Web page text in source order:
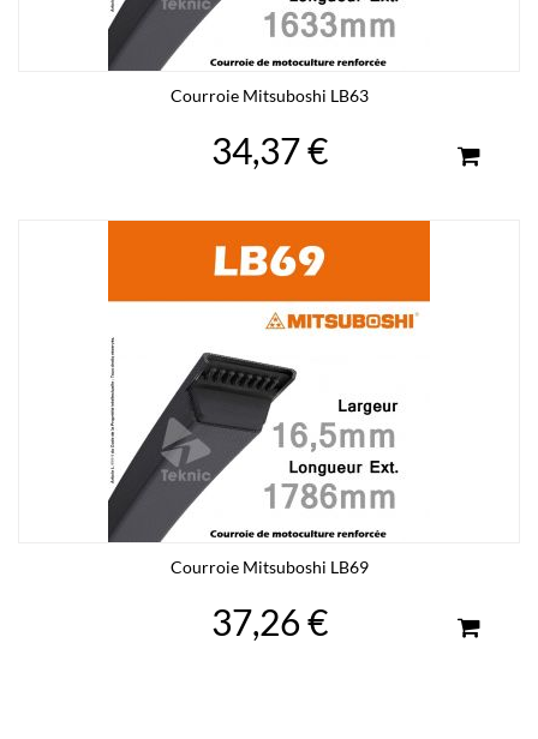
Courroie Mitsuboshi LB63
34,37 €
Courroie Mitsuboshi LB69
37,26 €